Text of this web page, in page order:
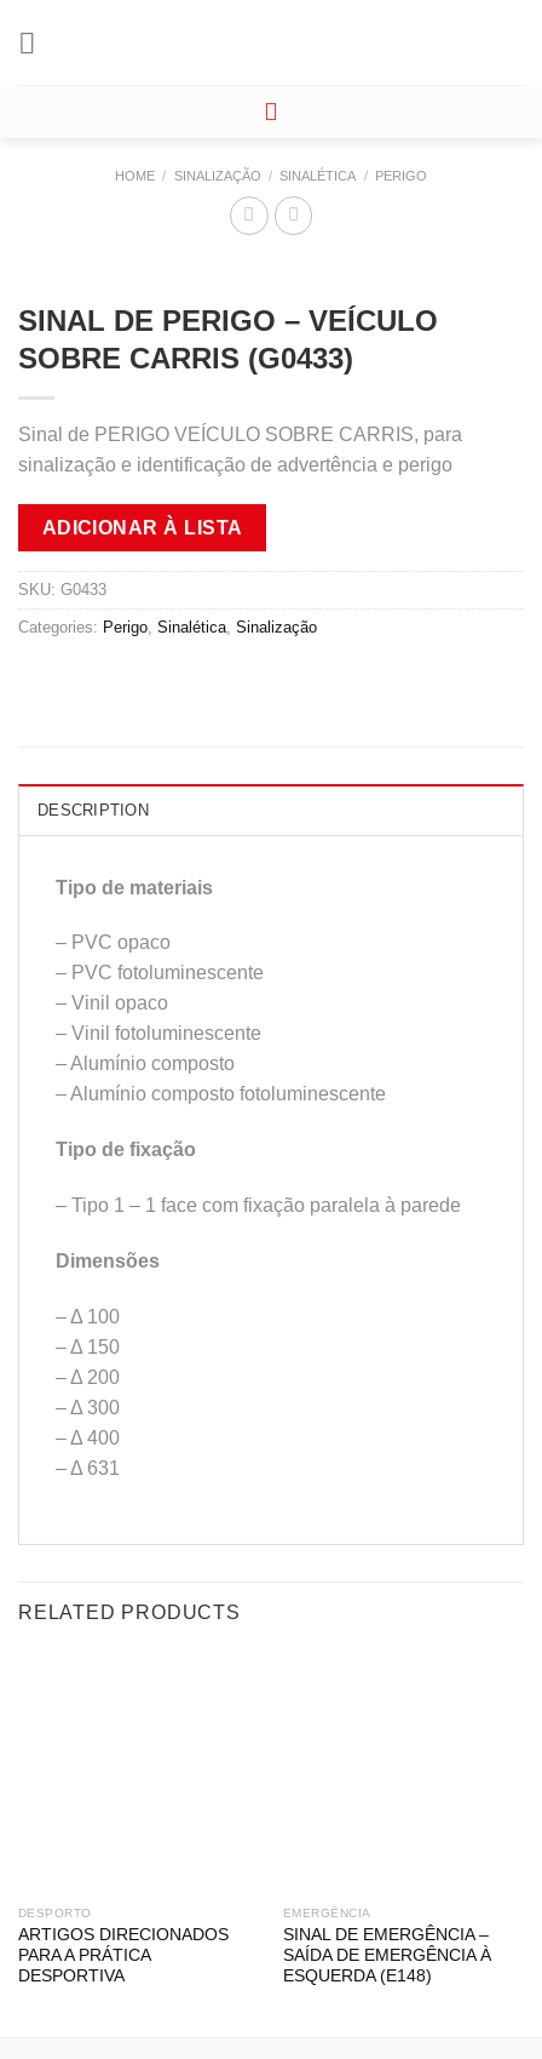
HOME / SINALIZAÇÃO / SINALÉTICA / PERIGO
SINAL DE PERIGO – VEÍCULO
SOBRE CARRIS (G0433)
Sinal de PERIGO VEÍCULO SOBRE CARRIS, para
sinalização e identificação de advertência e perigo
ADICIONAR À LISTA
SKU: G0433
Categories: Perigo Sinalética Sinalização
DESCRIPTION
Tipo de materiais
– PVC opaco
– PVC fotoluminescente
– Vinil opaco
– Vinil fotoluminescente
– Alumínio composto
– Alumínio composto fotoluminescente
Tipo de fixação
– Tipo 1 – 1 face com fixação paralela à parede
Dimensões
– Δ 100
– Δ 150
– Δ 200
– Δ 300
– Δ 400
– Δ 631
RELATED PRODUCTS
DESPORTO
ARTIGOS DIRECIONADOS
PARA A PRÁTICA
DESPORTIVA
EMERGÊNCIA
SINAL DE EMERGÊNCIA –
SAÍDA DE EMERGÊNCIA À
ESQUERDA (E148)